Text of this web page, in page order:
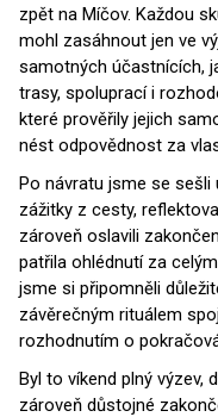
zpět na Míčov. Každou
mohl zasáhnout jen ve
samotných účastnících,
trasy, spoluprací i
které prověřily jejich
nést odpovědnost za
Po návratu jsme se sešli
zážitky z cesty,
zároveň oslavili
patřila ohlédnutí za
jsme si připomněli
závěrečným rituálem
rozhodnutím o
Byl to víkend plný výzev,
zároveň důstojné